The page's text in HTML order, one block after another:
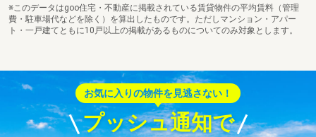
※このデータはgoo住宅・不動産に掲載されている賃貸物件の平均賃料（管理
費・駐車場代などを除く）を算出したものです。ただしマンション・アパー
ト・一戸建てともに10戸以上の掲載があるものについてのみ対象とします。
お気に入りの物件を見逃さない！
プッシュ通知で